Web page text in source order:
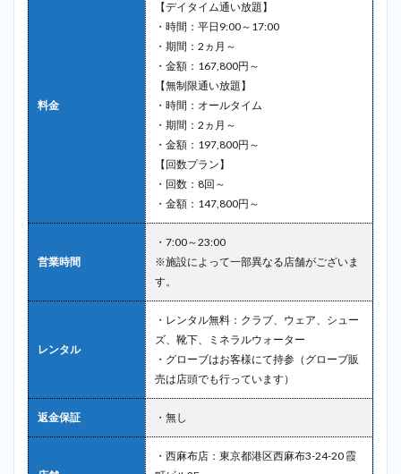
料金
【デイタイム通い放題】
・時間：平日9:00～17:00
・期間：2ヵ月～
・金額：167,800円～
【無制限通い放題】
・時間：オールタイム
・期間：2ヵ月～
・金額：197,800円～
【回数プラン】
・回数：8回～
・金額：147,800円～
営業時間
・7:00～23:00
※施設によって一部異なる店舗がございま
す。
レンタル
・レンタル無料：クラブ、ウェア、シュー
ズ、靴下、ミネラルウォーター
・グローブはお客様にて持参（グローブ販
売は店頭でも行っています）
返金保証 ・無し
・西麻布店：東京都港区西麻布3-24-20 霞